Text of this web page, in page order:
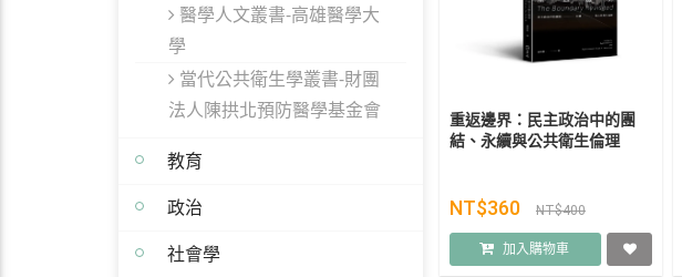
醫學人文叢書-高雄醫學大
學
當代公共衛生學叢書-財團
法人陳拱北預防醫學基金會
教育
政治
社會學
重返邊界：民主政治中的團
結、永續與公共衛生倫理
NT$360 NT$400
加入購物車